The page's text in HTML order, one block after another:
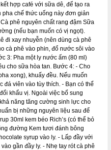
hợp café với sữa dê, để tạo ra
chế thức uống này đơn giản
phê nguyên chất rang đậm Sữa
(nếu bạn muốn có vị ngọt).
đi xay nhuyễn (nên dùng cà phê
cà phê vào phin, đổ nước sôi vào
3: Pha một ly nước ấm (80 ml)
cho sữa hòa tan. Bước 4: - Cho
xong), khuấy đều. Nếu muốn
đá viên vào tùy thích. - Bạn có thể
khẩu vị. Ngoài việc bổ sung
năng tăng cường sinh lực cho
bị những nguyên liệu sau để
30ml kem béo Rich’s (có thể bỏ
đường Kem tươi đánh bông
syrup vào ly. - Lấp đầy với
gần đầy ly. - Nhẹ tay rót cà phê